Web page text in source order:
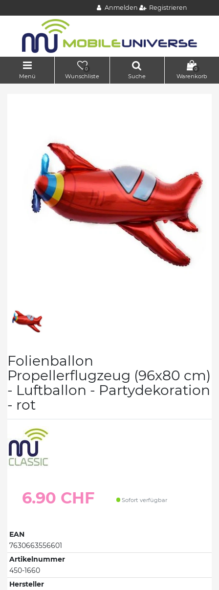
Anmelden Registrieren
Menü
0
Wunschliste Suche
0
Warenkorb
Folienballon
Propellerflugzeug (96x80 cm)
- Luftballon - Partydekoration
- rot
6.90 CHF Sofort verfügbar
EAN
7630663556601
Artikelnummer
450-1660
Hersteller